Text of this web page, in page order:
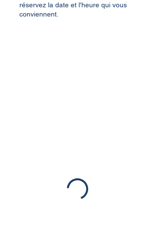
réservez la date et l'heure qui vous
conviennent.